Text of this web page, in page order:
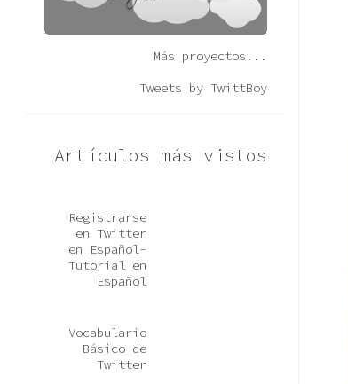
Más proyectos...
Tweets by TwittBoy
Artículos más vistos
Registrarse
en Twitter
en Español-
Tutorial en
Español
Vocabulario
Básico de
Twitter